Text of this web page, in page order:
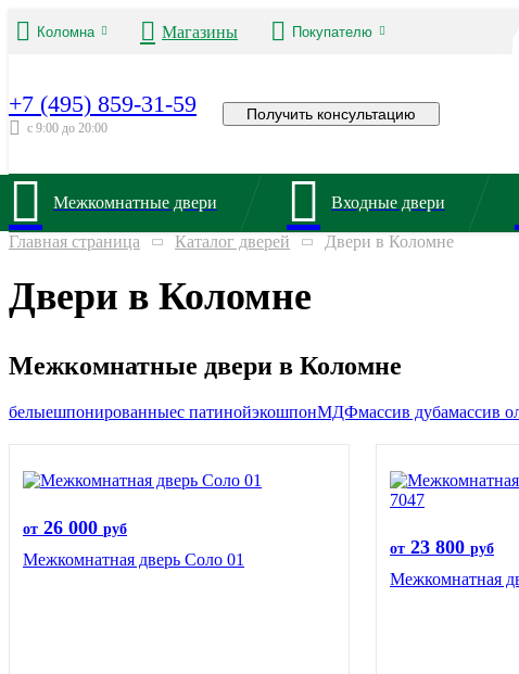
Коломна Магазины Покупателю
+7 (495) 859-31-59
с 9:00 до 20:00
Получить консультацию
Межкомнатные двери Входные двери
Главная страница Каталог дверей Двери в Коломне
Двери в Коломне
Межкомнатные двери в Коломне
белыешпонированныес патинойэкошпонМДФмассив дубамассив
от 26 000 руб
Межкомнатная дверь Соло 01
от 23 800 руб
Межкомнатная